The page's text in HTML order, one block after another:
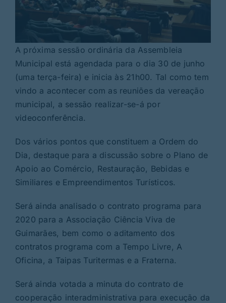
A próxima sessão ordinária da Assembleia
Municipal está agendada para o dia 30 de junho
(uma terça-feira) e inicia às 21h00. Tal como tem
vindo a acontecer com as reuniões da vereação
municipal, a sessão realizar-se-á por
videoconferência.
Dos vários pontos que constituem a Ordem do
Dia, destaque para a discussão sobre o Plano de
Apoio ao Comércio, Restauração, Bebidas e
Similiares e Empreendimentos Turísticos.
Será ainda analisado o contrato programa para
2020 para a Associação Ciência Viva de
Guimarães, bem como o aditamento dos
contratos programa com a Tempo Livre, A
Oficina, a Taipas Turitermas e a Fraterna.
Será ainda votada a minuta do contrato de
cooperação interadministrativa para execução da